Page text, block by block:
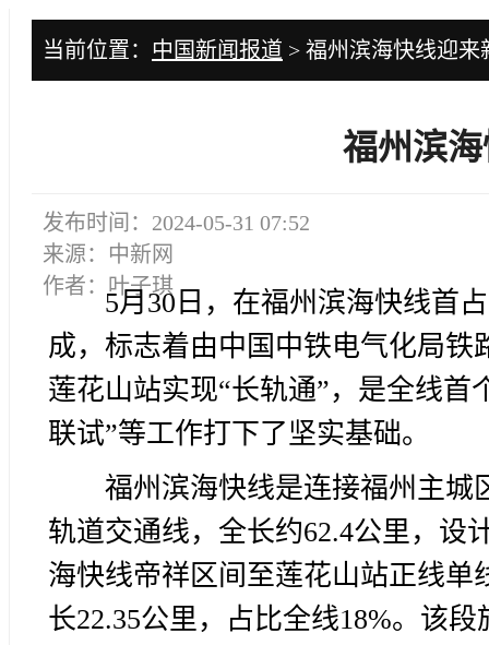
当前位置： 中国新闻报道 > 福州滨海快线迎来
福州滨
发布时间：2024-05-31 07:52
来源：中新网
作者：叶子琪
5月30日，在福州滨海快线首
成，标志着由中国中铁电气化局
莲花山站实现“长轨通”，是全线首
联试”等工作打下了坚实基础。
福州滨海快线是连接福州主城
轨道交通线，全长约62.4公里，设
海快线帝祥区间至莲花山站正线单
长22.35公里，占比全线18%。该